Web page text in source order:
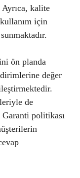
kalite
için
ön planda
değer
de
politikası